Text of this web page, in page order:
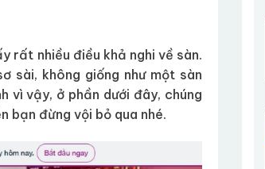
rất nhiều điều khả nghi về sàn.
sài, không giống như một sàn
vì vậy, ở phần dưới đây, chúng
bạn đừng vội bỏ qua nhé.